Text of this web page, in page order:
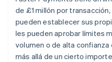
de £1 millón por
pueden establecer sus
les pueden aprobar límites
volumen o de alta
más allá de un cierto